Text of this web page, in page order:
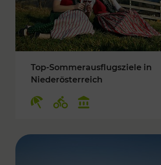
Top-Sommerausflugsziele in
Niederösterreich